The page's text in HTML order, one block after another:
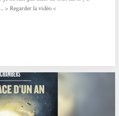
> Regarder la vidéo <